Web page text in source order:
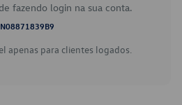
fazendo login na sua conta.
apenas para clientes logados.